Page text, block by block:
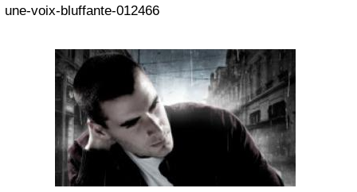
une-voix-bluffante-012466